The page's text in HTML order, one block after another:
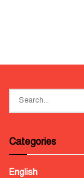
Categories
English